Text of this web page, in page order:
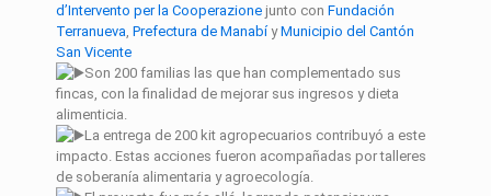
d’Intervento per la Cooperazione junto con Fundación
Terranueva, Prefectura de ManabíyMunicipio del Cantón
San Vicente
Son 200 familias las que han complementado sus
fincas, con la finalidad de mejorar sus ingresos y dieta
alimenticia.
La entrega de 200 kit agropecuarios contribuyó a este
impacto. Estas acciones fueron acompañadas por talleres
de soberanía alimentaria y agroecología.